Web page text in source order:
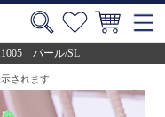
パール/SL
されます